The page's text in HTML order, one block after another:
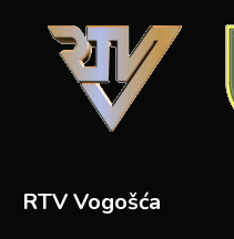
RTV Vogošća